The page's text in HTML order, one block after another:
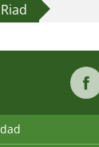
Riad